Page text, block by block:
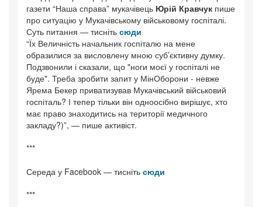
газети “Наша справа” мукачівець Юрій Кравчук пише
про ситуацію у Мукачівському військовому госпіталі.
Суть питання — тисніть сюди
“Їх Величність начальник госпіталю на мене
образилися за висловлену мною суб’єктивну думку.
Подзвонили і сказали, що "ноги моєї у госпіталі не
буде". Треба зробити запит у МінОборони - невже
Ярема Бекер приватизував Мукачівський військовий
госпіталь? І тепер тільки він одноосібно вирішує, хто
має право знаходитись на території медичного
закладу?)”, — пише активіст.
***
Середа у Facebook — тисніть сюди
***